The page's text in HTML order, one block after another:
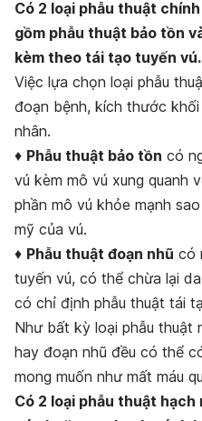
Có 2 loại phẫu thuật
gồm phẫu thuật bảo tồn
kèm theo tái tạo tuyến vú.
Việc lựa chọn loại phẫu
đoạn bệnh, kích thước
nhân.
♦ Phẫu thuật bảo tồn có
vú kèm mô vú xung quanh
phần mô vú khỏe mạnh
mỹ của vú.
♦ Phẫu thuật đoạn nhũ có
tuyến vú, có thể chừa lại
có chỉ định phẫu thuật tái
Như bất kỳ loại phẫu thuật
hay đoạn nhũ đều có thể
mong muốn như mất máu
Có 2 loại phẫu thuật